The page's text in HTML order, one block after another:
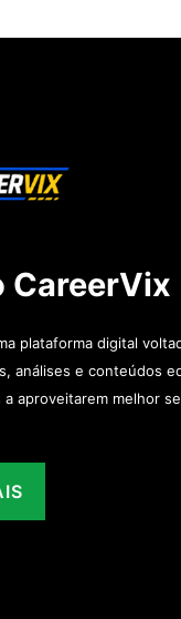
CareerVix
plataforma digital
análises e conteúdos
a aproveitarem melhor